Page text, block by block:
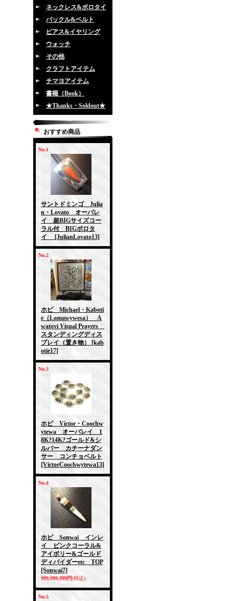
ネックレス&ボロタイ
バックル&ベルト
ピアス&イヤリング
ウォッチ
その他
クラフトアイテム
チマヨアイテム
書籍（Book）
★Thanks・Soldout★
おすすめ商品
No.1
サントドミンゴ Julia
n・Lovato オーバレ
イ 超BIGサイズコー
ラル付 BIGボロタ
イ
[JulianLovato13]
No.2
ホピ Michael・Kaboti
e（Lomawywesa） A
watovi Visual Prayers
スタンディングディス
プレイ（置き物）
[kab
otie17]
No.3
ホピ Victor・Coochw
ytewa オーバレイ 1
8K?14K?ゴールド&シ
ルバー カチーナダン
サー コンチョベルト
[VictorCoochwytewa13]
No.4
ホピ Sonwai インレ
イ ピンクコーラル&
アイボリー&ゴールド
ディバイダーetc TOP
[Sonwai7]
999,999,999円(税込)
No.5